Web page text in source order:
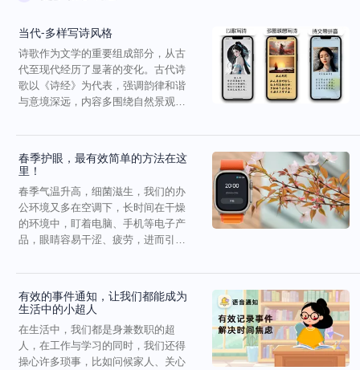
当代-多样写诗风格
诗歌作为文学的重要组成部分，从古
代至现代经历了显著的变化。古代诗
歌以《诗经》为代表，强调韵律和谐
与意境深远，内容多围绕自然景观与
春季护眼，最有效简单的方法在这
里！
春季气温升高，细菌滋生，我们的办
公环境又多在空调下，长时间在干燥
的环境中，盯着电脑、手机等电子产
品，眼睛容易干涩、疲劳，进而引发
有效的事件通知，让我们都能成为
生活中的小超人
在生活中，我们都是身兼数职的超
人，在工作与学习的同时，我们还得
操心许多琐事，比如问候家人、关心